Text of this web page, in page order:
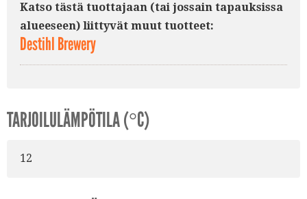
Katso tästä tuottajaan (tai jossain tapauksissa
alueeseen) liittyvät muut tuotteet:
Destihl Brewery
TARJOILULÄMPÖTILA (°C)
12